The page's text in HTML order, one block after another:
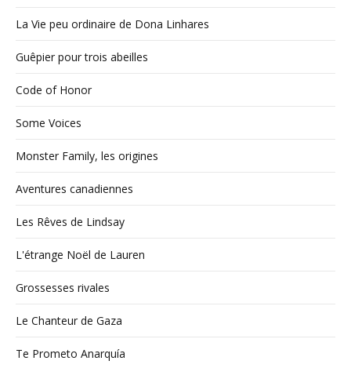
La Vie peu ordinaire de Dona Linhares
Guêpier pour trois abeilles
Code of Honor
Some Voices
Monster Family, les origines
Aventures canadiennes
Les Rêves de Lindsay
L'étrange Noël de Lauren
Grossesses rivales
Le Chanteur de Gaza
Te Prometo Anarquía